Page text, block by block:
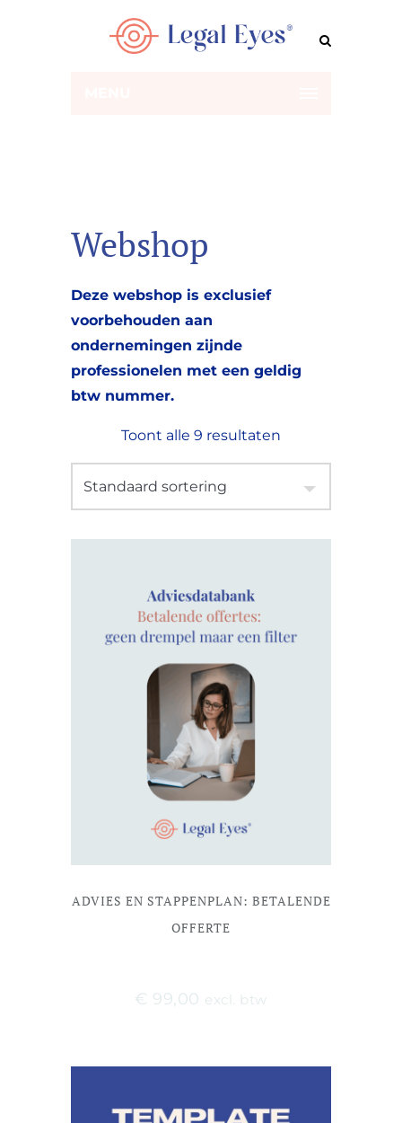
Webshop
Deze webshop is exclusief
voorbehouden aan
ondernemingen zijnde
professionelen met een geldig
btw nummer.
Toont alle 9 resultaten
ADVIES EN STAPPENPLAN: BETALENDE
OFFERTE
€ 99,00 excl. btw